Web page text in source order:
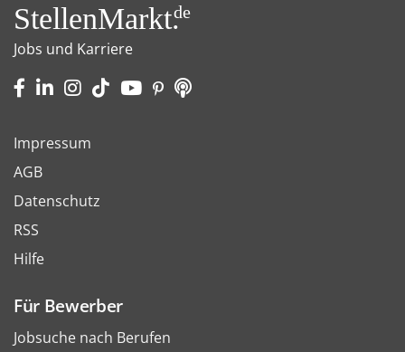
StellenMarkt.de
Jobs und Karriere
Impressum
AGB
Datenschutz
RSS
Hilfe
Für Bewerber
Jobsuche nach Berufen